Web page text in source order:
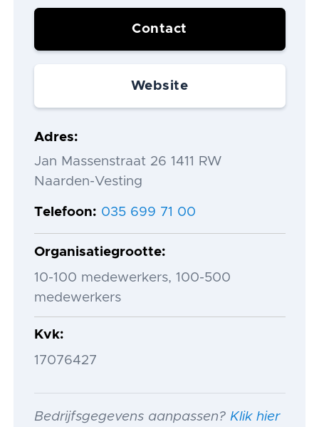
Contact
Website
Adres
Jan Massenstraat 26 1411 RW
Naarden-Vesting
Telefoon 035 699 71 00
Organisatiegrootte
10-100 medewerkers
100-500
medewerkers
Kvk
17076427
Bedrijfsgegevens aanpassen? Klik hier